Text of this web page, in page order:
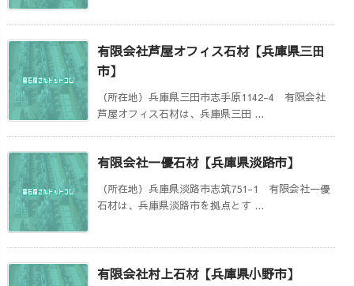
有限会社芦屋オフィス石材【兵庫県三田
市】
（所在地）兵庫県三田市志手原1142-4 有限会社
芦屋オフィス石材は、兵庫県三田 ...
有限会社一優石材【兵庫県淡路市】
（所在地）兵庫県淡路市志筑751-1 有限会社一優
石材は、兵庫県淡路市を拠点とす ...
有限会社村上石材【兵庫県小野市】